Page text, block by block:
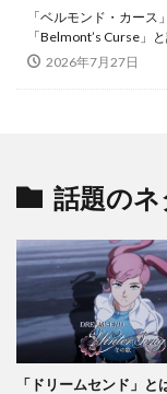
「ベルモンド・カー
「Belmont’s Curse」
2026年7月27日
話題のネ
「ドリームセンド」と